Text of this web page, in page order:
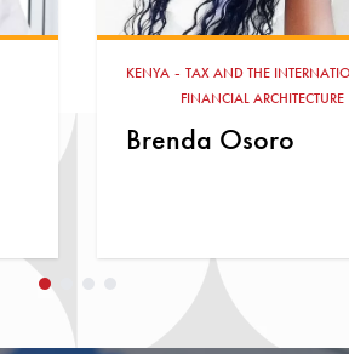
KENYA - TAX AND THE
FINANCIAL ARCHITECTURE,
INVESTMENTS, TAX AND